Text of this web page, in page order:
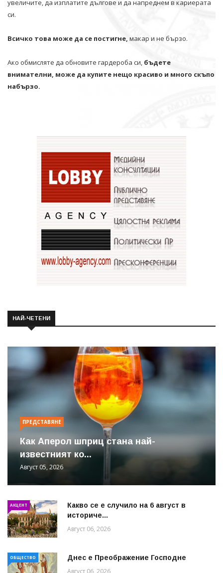
увеличите, да изплатите дългове и да напреднем в кариерата
си.
Всичко това може да се постигне, макар и не бързо.
Ако обмисляте да обновите гардероба си, бъдете
внимателни, може да купите нещо красиво и много скъпо
набързо.
НАЙ-ЧЕТЕНИ
ПРЕДСТАВЯНЕ
Как Аперол шприц стана най-
известният ко...
Август 05, 2026
АКЦЕНТ
Какво се е случило на 6 август в
историче...
Август 06, 2026
ОБЩЕСТВО Днес е Преображение Господне
Август 06, 2026